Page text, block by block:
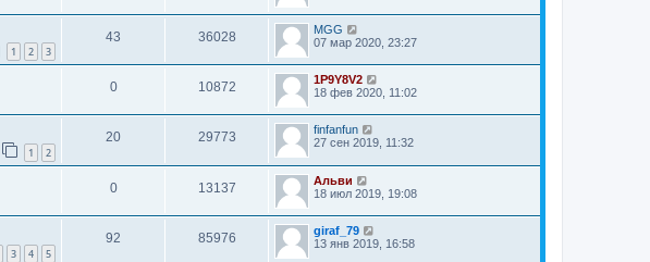
1 2 3
43 36028
MGG
07 мар 2020, 23:27
0 10872
1P9Y8V2
18 фев 2020, 11:02
1 2
20 29773
finfanfun
27 сен 2019, 11:32
0 13137
Альви
18 июл 2019, 19:08
3 4 5
92 85976
giraf_79
13 янв 2019, 16:58